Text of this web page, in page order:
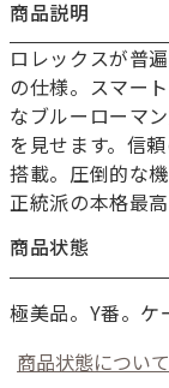
商品説明
ロレックスが普
の仕様。スマー
なブルーローマ
を見せます。信
搭載。圧倒的な
正統派の本格最
商品状態
極美品。Y番。ケ
商品状態につい